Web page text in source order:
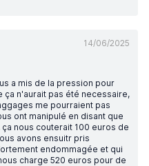
14/06/2025
a mis de la pression pour
n'aurait pas été necessaire,
me pourraient pas
ont manipulé en disant que
nous couterait 100 euros de
avons ensuitr pris
endommagée et qui
charge 520 euros pour de